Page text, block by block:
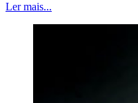
Ler mais...